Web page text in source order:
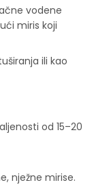
vodene
miris koji
ili kao
od 15–20
nježne mirise.